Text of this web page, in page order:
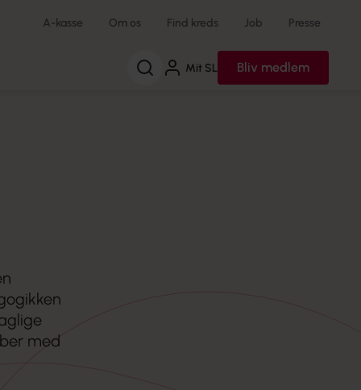
A-kasse Om os Find kreds Job Presse
Mit SL Bliv medlem
med